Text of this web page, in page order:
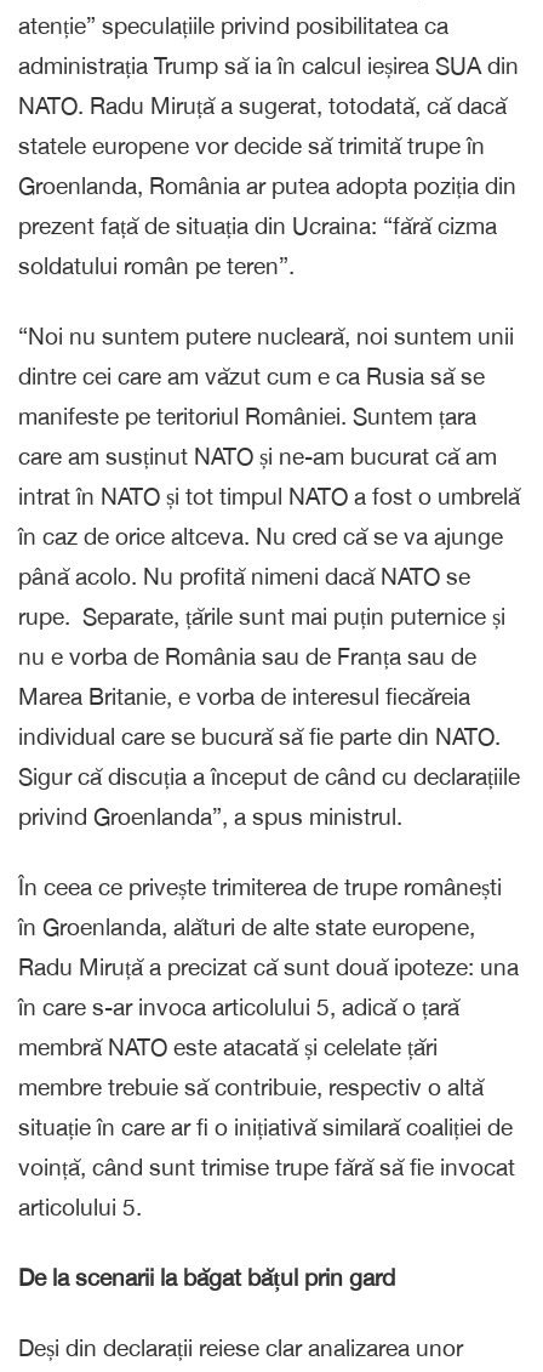
atenție” speculațiile privind posibilitatea ca
administrația Trump să ia în calcul ieșirea SUA din
NATO. Radu Miruță a sugerat, totodată, că dacă
statele europene vor decide să trimită trupe în
Groenlanda, România ar putea adopta poziția din
prezent față de situația din Ucraina: “fără cizma
soldatului român pe teren”.
“Noi nu suntem putere nucleară, noi suntem unii
dintre cei care am văzut cum e ca Rusia să se
manifeste pe teritoriul României. Suntem țara
care am susținut NATO și ne-am bucurat că am
intrat în NATO și tot timpul NATO a fost o umbrelă
în caz de orice altceva. Nu cred că se va ajunge
până acolo. Nu profită nimeni dacă NATO se
rupe. Separate, țările sunt mai puțin puternice și
nu e vorba de România sau de Franța sau de
Marea Britanie, e vorba de interesul fiecăreia
individual care se bucură să fie parte din NATO.
Sigur că discuția a început de când cu declarațiile
privind Groenlanda”, a spus ministrul.
În ceea ce privește trimiterea de trupe românești
în Groenlanda, alături de alte state europene,
Radu Miruță a precizat că sunt două ipoteze: una
în care s-ar invoca articolului 5, adică o țară
membră NATO este atacată și celelate țări
membre trebuie să contribuie, respectiv o altă
situație în care ar fi o inițiativă similară coaliției de
voință, când sunt trimise trupe fără să fie invocat
articolului 5.
De la scenarii la băgat bățul prin gard
Deși din declarații reiese clar analizarea unor